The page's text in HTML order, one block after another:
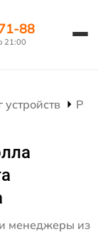
88
21:00
устройств
менеджеры из